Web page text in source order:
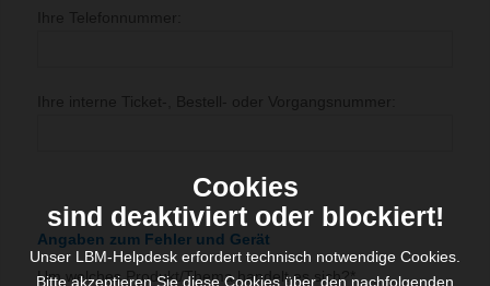
Angaben zum Fehler und Gerät
Um welches Produkt/Thema handelt es sich?*
Cookies
sind deaktiviert oder blockiert!
Unser LBM-Helpdesk erfordert technisch notwendige Cookies.
Bitte akzeptieren Sie diese Cookies über den nachfolgenden